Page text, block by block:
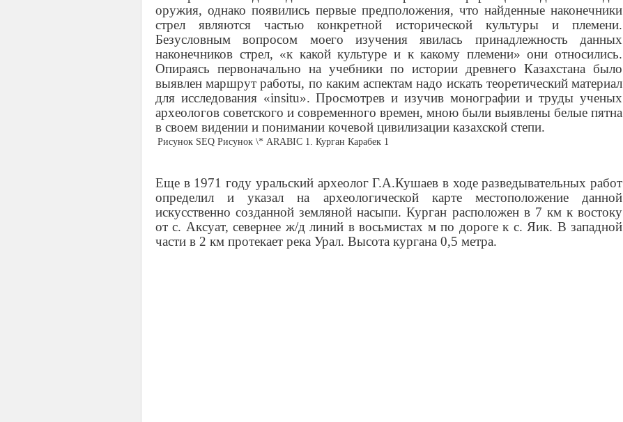
оружия, однако появились первые предположения, что найденные наконечники
стрел являются частью конкретной исторической культуры и племени.
Безусловным вопросом моего изучения явилась принадлежность данных
наконечников стрел, «к какой культуре и к какому племени» они относились.
Опираясь первоначально на учебники по истории древнего Казахстана было
выявлен маршрут работы, по каким аспектам надо искать теоретический материал
для исследования «insitu». Просмотрев и изучив монографии и труды ученых
археологов советского и современного времен, мною были выявлены белые пятна
в своем видении и понимании кочевой цивилизации казахской степи.
Рисунок SEQ Рисунок \* ARABIC 1. Курган Карабек 1
Еще в 1971 году уральский археолог Г.А.Кушаев в ходе разведывательных работ
определил и указал на археологической карте местоположение данной
искусственно созданной земляной насыпи. Курган расположен в 7 км к востоку
от с. Аксуат, севернее ж/д линий в восьмистах м по дороге к с. Яик. В западной
части в 2 км протекает река Урал. Высота кургана 0,5 метра.